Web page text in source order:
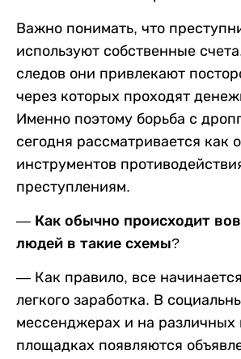
Важно понимать, что
используют собственные
следов они привлекают
через которых проходят
Именно поэтому борьба с
сегодня рассматривается как
инструментов
преступлениям.
— Как обычно происходит
людей в такие схемы?
— Как правило, все
легкого заработка. В
мессенджерах и на различных
площадках появляются